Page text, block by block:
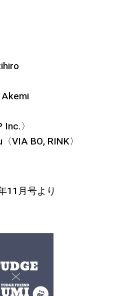
〉
VIA BO, RINK〉
11月号より